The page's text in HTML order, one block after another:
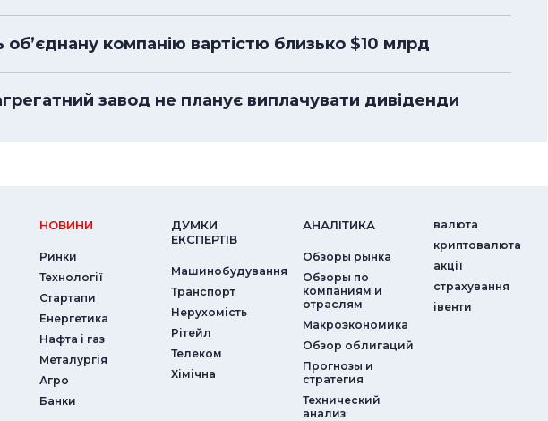
об’єднану компанію вартістю близько $10 млрд
завод не планує виплачувати дивіденди
НОВИНИ
Ринки
Технології
Стартапи
Енергетика
Нафта і газ
Металургія
Агро
Банки
ДУМКИ
ЕКСПЕРТIВ
Машинобудування
Транспорт
Нерухомість
Рітейл
Телеком
Хімічна
АНАЛIТИКА
Обзоры рынка
Обзоры по
компаниям и
отраслям
Макроэкономика
Обзор облигаций
Прогнозы и
стратегия
Технический
анализ
валюта
криптовалюта
акції
страхування
iвенти